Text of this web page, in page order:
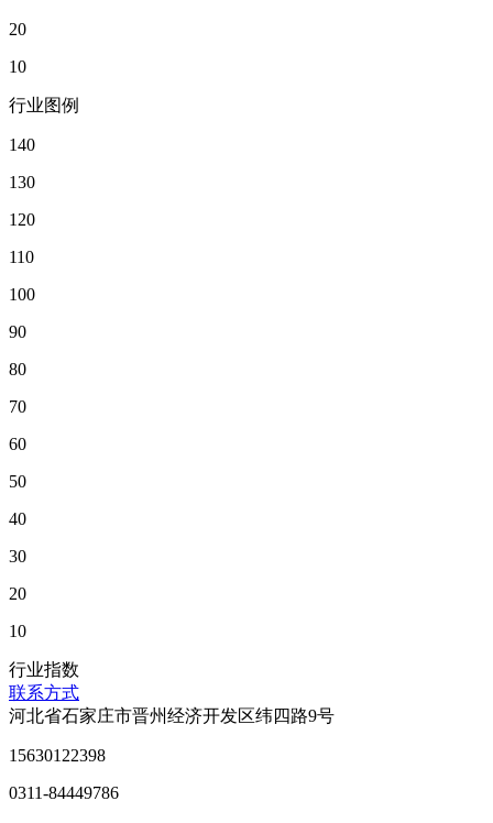
20
10
行业图例
140
130
120
110
100
90
80
70
60
50
40
30
20
10
行业指数
联系方式
河北省石家庄市晋州经济开发区纬四路9号
15630122398
0311-84449786